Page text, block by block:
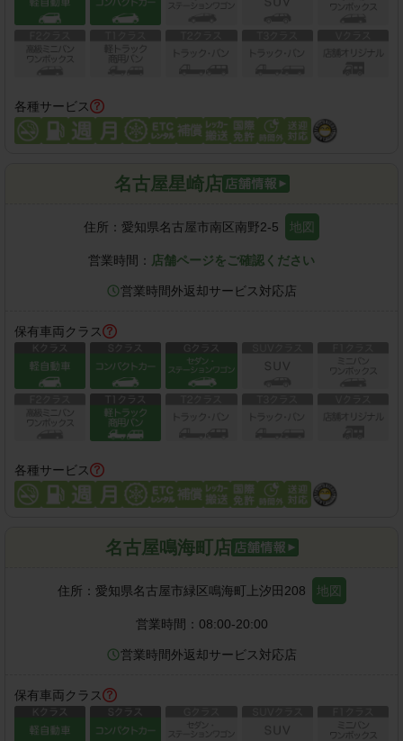
各種サービス
名古屋星崎店
住所： 愛知県名古屋市南区南野2-5 地図
営業時間： 店舗ページをご確認ください
営業時間外返却サービス対応店
保有車両クラス
各種サービス
名古屋鳴海町店
住所： 愛知県名古屋市緑区鳴海町上汐田208 地図
営業時間： 08:00-20:00
営業時間外返却サービス対応店
保有車両クラス